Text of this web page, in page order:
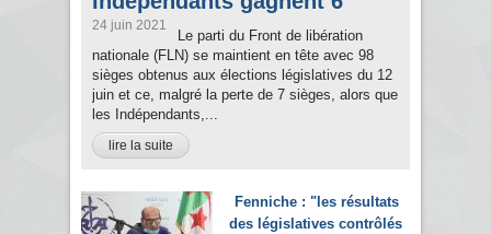
24 juin 2021
Le parti du Front de libération
nationale (FLN) se maintient en tête avec 98
sièges obtenus aux élections législatives du 12
juin et ce, malgré la perte de 7 sièges, alors que
les Indépendants,...
lire la suite
Fenniche : "les résultats
des législatives contrôlés